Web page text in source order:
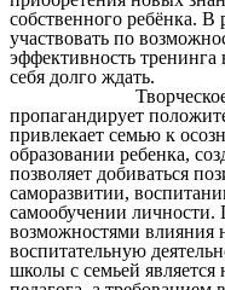
собственного ребёнка.
участвовать по
эффективность тренинга
себя
Творческое
пропагандирует
привлекает семью к
образовании ребенка,
позволяет добиваться
саморазвитии,
самообучении
возможностями влияния
воспитательную
школы с семьей является